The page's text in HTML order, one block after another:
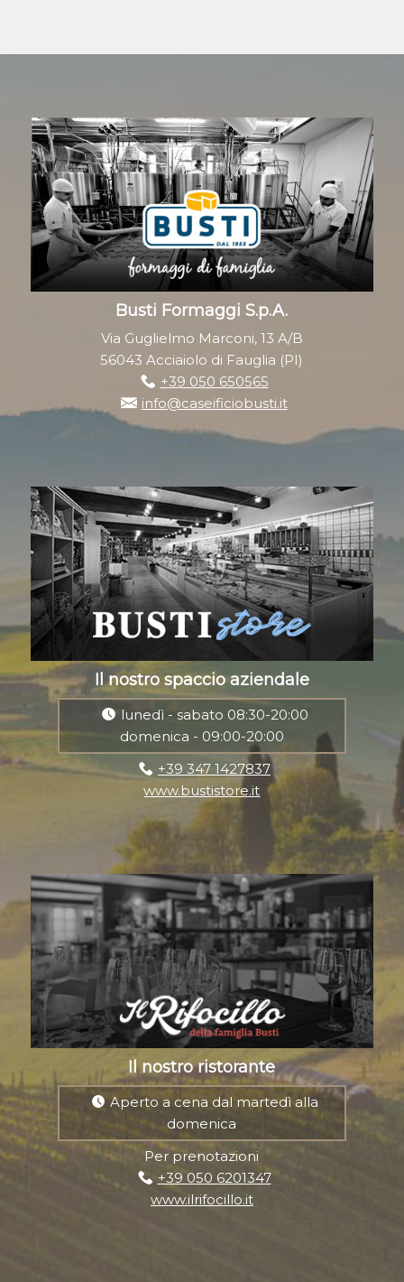
Busti Formaggi S.p.A.
Via Guglielmo Marconi, 13 A/B
56043 Acciaiolo di Fauglia (PI)
+39 050 650565
info@caseificiobusti.it
Il nostro spaccio aziendale
lunedì - sabato 08:30-20:00
domenica - 09:00-20:00
+39 347 1427837
www.bustistore.it
Il nostro ristorante
Aperto a cena dal martedì alla
domenica
Per prenotazioni
+39 050 6201347
www.ilrifocillo.it